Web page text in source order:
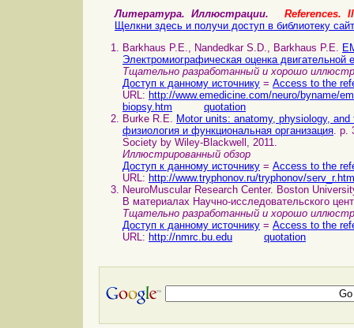
Литература. Иллюстрации. References.
Щелкни здесь и получи доступ в библиотеку
Barkhaus P.E., Nandedkar S.D., Barkhaus P.E.
Электромиографическая оценка
Тщательно разработанный и хорошо
Доступ к данному источнику = Access to the
URL: http://www.emedicine.com/neuro/byname/
biopsy.htm
quotation
Burke R.E. Motor units: anatomy, physiology,
физиология и функциональная организация. p.
Society by Wiley-Blackwell, 2011.
Иллюстрированный обзор
Доступ к данному источнику = Access to the
URL: http://www.tryphonov.ru/tryphonov/
NeuroMuscular Research Center. Boston
В материалах Научно-исследовательского
Тщательно разработанный и хорошо
Доступ к данному источнику = Access to the
URL: http://nmrc.bu.edu quotation